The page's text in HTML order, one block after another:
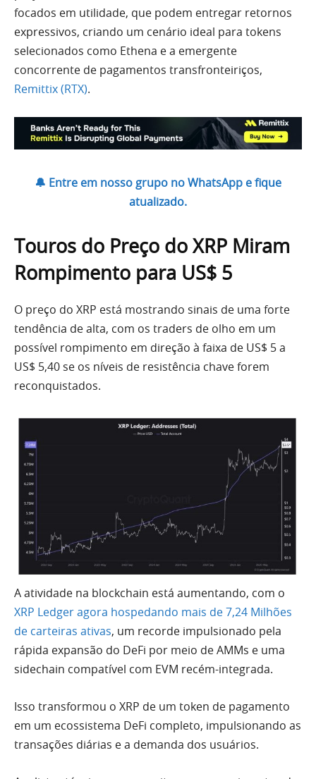
focados em utilidade, que podem entregar retornos
expressivos, criando um cenário ideal para tokens
selecionados como Ethena e a emergente
concorrente de pagamentos transfronteiriços,
Remittix (RTX).
🔔 Entre em nosso grupo no WhatsApp e fique
atualizado.
Touros do Preço do XRP Miram
Rompimento para US$ 5
O preço do XRP está mostrando sinais de uma forte
tendência de alta, com os traders de olho em um
possível rompimento em direção à faixa de US$ 5 a
US$ 5,40 se os níveis de resistência chave forem
reconquistados.
A atividade na blockchain está aumentando, com o
XRP Ledger agora hospedando mais de 7,24 Milhões
de carteiras ativas, um recorde impulsionado pela
rápida expansão do DeFi por meio de AMMs e uma
sidechain compatível com EVM recém-integrada.
Isso transformou o XRP de um token de pagamento
em um ecossistema DeFi completo, impulsionando as
transações diárias e a demanda dos usuários.